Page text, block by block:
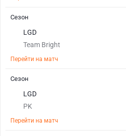
LGD
Team Bright
Перейти на матч
Сезон
LGD
PK
Перейти на матч
Сезон